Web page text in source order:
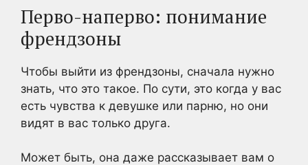
Перво-наперво: понимание
френдзоны
Чтобы выйти из френдзоны, сначала нужно
знать, что это такое. По сути, это когда у вас
есть чувства к девушке или парню, но они
видят в вас только друга.
Может быть, она даже рассказывает вам о